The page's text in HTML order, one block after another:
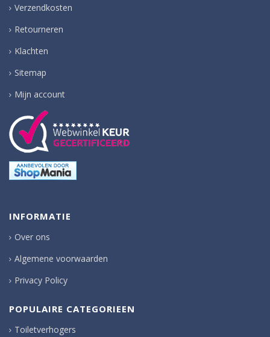
Verzendkosten
Retourneren
Klachten
Sitemap
Mijn account
INFORMATIE
Over ons
Algemene voorwaarden
Privacy Policy
POPULAIRE CATEGORIEEN
Toiletverhogers